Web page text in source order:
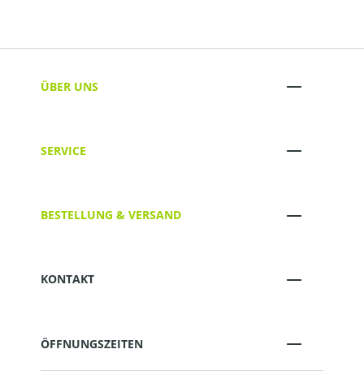
ÜBER UNS
SERVICE
BESTELLUNG & VERSAND
KONTAKT
ÖFFNUNGSZEITEN